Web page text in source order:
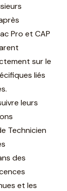
Pro et CAP
sur le
liés
leurs
Technicien
des
et les